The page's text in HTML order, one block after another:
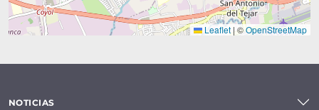
Leaflet|©OpenStreetMap
NOTICIAS